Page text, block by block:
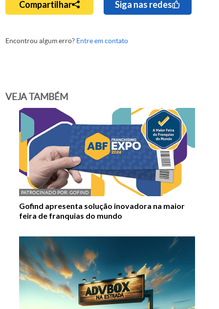
Compartilhar Siga nas redes
Encontrou algum erro? Entre em contato
VEJA TAMBÉM
PATROCINADO POR: GOFIND
Gofind apresenta solução inovadora na maior
feira de franquias do mundo